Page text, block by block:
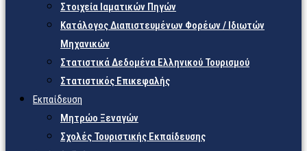
Στοιχεία Ιαματικών Πηγών
Κατάλογος Διαπιστευμένων Φορέων / Ιδιωτών
Μηχανικών
Στατιστικά Δεδομένα Ελληνικού Τουρισμού
Στατιστικός Επικεφαλής
Εκπαίδευση
Μητρώο Ξεναγών
Σχολές Τουριστικής Εκπαίδευσης